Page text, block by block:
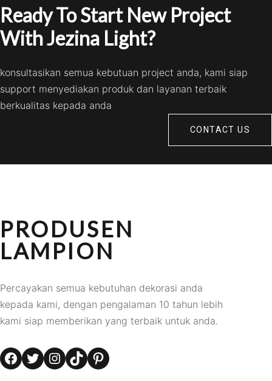
Ready To Start New Project
With Jezina Light?
konsultasikan semua kebutuan project anda, kami siap
support menyediakan produk dan layanan terbaik
berkualitas kepada anda
CONTACT US
PRODUSEN
LAMPION
Percayakan semua kebutuhan dekorasi anda
kepada kami, dengan pengalaman 10 tahun lebih
kami siap memberikan yang terbaik untuk anda.
Facebook Twitter Instagram TikTok Pinterest